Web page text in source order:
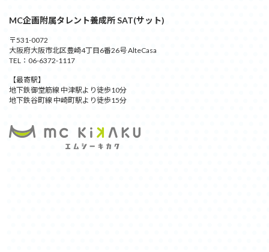
MC企画附属タレント養成所 SAT(サット)
〒531-0072
大阪府大阪市北区豊崎4丁目6番26号 AlteCasa
TEL：06-6372-1117
【最寄駅】
地下鉄御堂筋線 中津駅より徒歩10分
地下鉄谷町線 中崎町駅より徒歩15分